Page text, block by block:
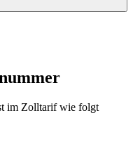
im Zolltarif wie folgt